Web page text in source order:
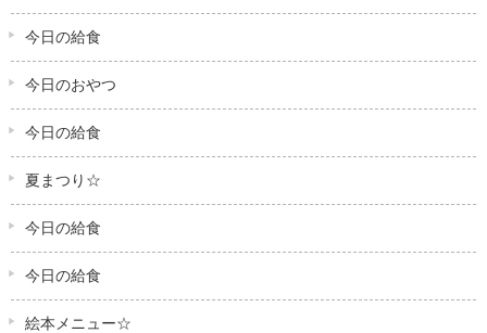
今日の給食
今日のおやつ
今日の給食
夏まつり☆
今日の給食
今日の給食
絵本メニュー☆